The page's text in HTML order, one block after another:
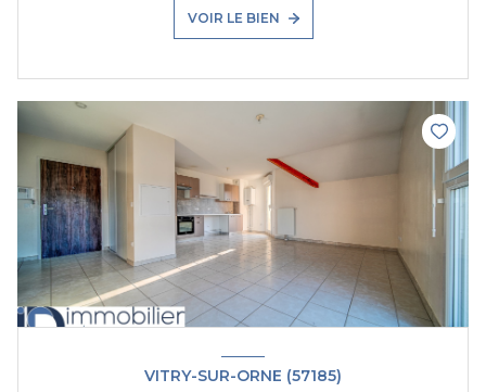
VOIR LE BIEN
VITRY-SUR-ORNE (57185)